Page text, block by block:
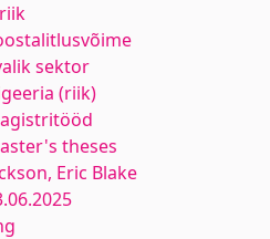
sektor
(riik)
theses
Eric Blake